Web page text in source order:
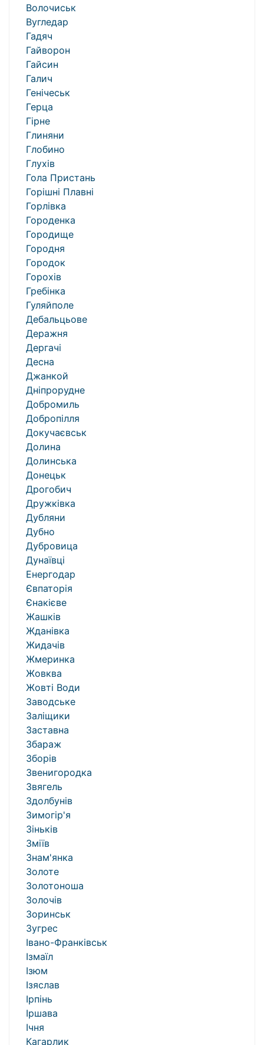
Волочиськ
Вугледар
Гадяч
Гайворон
Гайсин
Галич
Генічеськ
Герца
Гірне
Глиняни
Глобино
Глухів
Гола Пристань
Горішні Плавні
Горлівка
Городенка
Городище
Городня
Городок
Горохів
Гребінка
Гуляйполе
Дебальцьове
Деражня
Дергачі
Десна
Джанкой
Дніпрорудне
Добромиль
Добропілля
Докучаєвськ
Долина
Долинська
Донецьк
Дрогобич
Дружківка
Дубляни
Дубно
Дубровица
Дунаївці
Енергодар
Євпаторія
Єнакієве
Жашків
Жданівка
Жидачів
Жмеринка
Жовква
Жовті Води
Заводське
Заліщики
Заставна
Збараж
Зборів
Звенигородка
Звягель
Здолбунів
Зимогір'я
Зіньків
Зміїв
Знам'янка
Золоте
Золотоноша
Золочів
Зоринськ
Зугрес
Івано-Франківськ
Ізмаїл
Ізюм
Ізяслав
Ірпінь
Іршава
Ічня
Кагарлик